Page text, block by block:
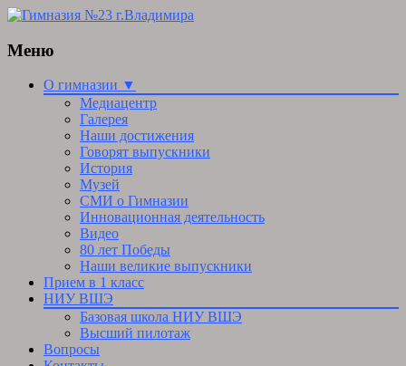
Меню
Skip
О гимназии ▼
Медиацентр
Галерея
Наши достижения
Говорят выпускники
История
Музей
СМИ о Гимназии
Инновационная деятельность
Видео
80 лет Победы
Наши великие выпускники
Прием в 1 класс
НИУ ВШЭ
Базовая школа НИУ ВШЭ
Высший пилотаж
Вопросы